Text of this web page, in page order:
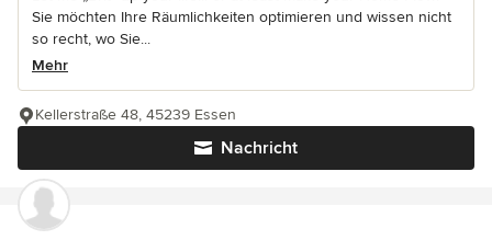
Sie möchten Ihre Räumlichkeiten optimieren und wissen nicht
so recht, wo Sie...
Mehr
Nachricht
Kellerstraße 48, 45239 Essen